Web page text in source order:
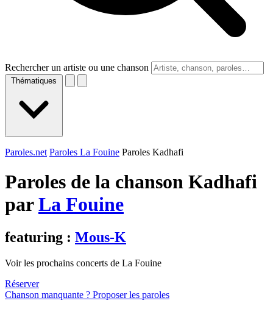
Rechercher un artiste ou une chanson
Thématiques
Paroles.net Paroles La Fouine Paroles Kadhafi
Paroles de la chanson Kadhafi
parLa Fouine
featuring : Mous-K
Voir les prochains concerts de La Fouine
Réserver
Chanson manquante ? Proposer les paroles